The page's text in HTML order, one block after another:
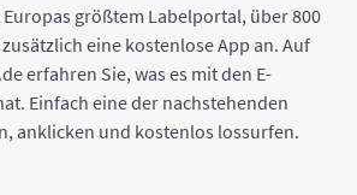
größtem Labelportal, über 800
eine kostenlose App an. Auf
erfahren Sie, was es mit den E-
Einfach eine der nachstehenden
anklicken und kostenlos lossurfen.